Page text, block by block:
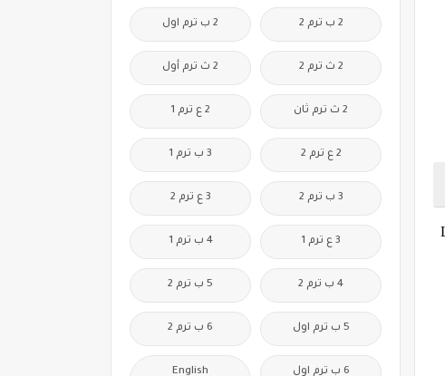
2 ب ترم 2 2 ب ترم اول
2 ث ترم 2 2 ث ترم أول
2 ث ترم ثان 2 ع ترم 1
2 ع ترم 2 3 ب ترم 1
3 ب ترم 2 3 ع ترم 2
3 ع ترم 1 4 ب ترم 1
4 ب ترم 2 5 ب ترم 2
5 ب ترم اول 6 ب ترم 2
6 ب ترم اول
English